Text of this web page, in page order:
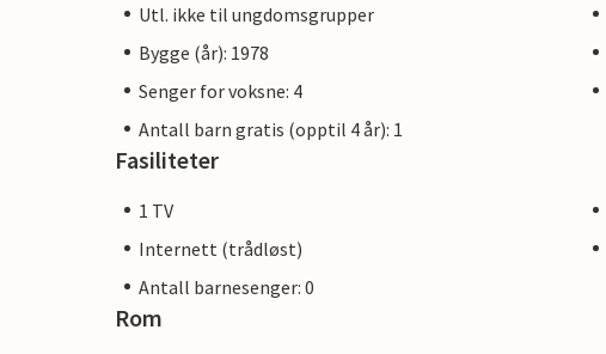
Utl. ikke til ungdomsgrupper
Bygge (år): 1978
Senger for voksne: 4
Antall barn gratis (opptil 4 år): 1
Fasiliteter
1 TV
Internett (trådløst)
Antall barnesenger: 0
Rom